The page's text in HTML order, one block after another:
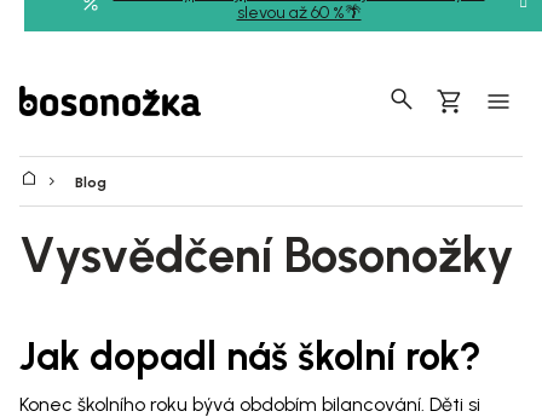
slevou až 60 %🌴
Hledat
Nákupní
košík
Blog
Vysvědčení Bosonožky
Jak dopadl náš školní rok?
Konec školního roku bývá obdobím bilancování. Děti si